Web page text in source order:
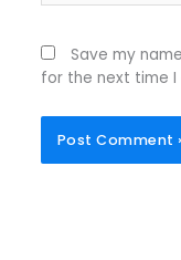
Save my
for the next time I